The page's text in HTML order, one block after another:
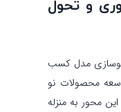
و تحول
نوسازی مدل کسب
محصولات نو
محور به منزله